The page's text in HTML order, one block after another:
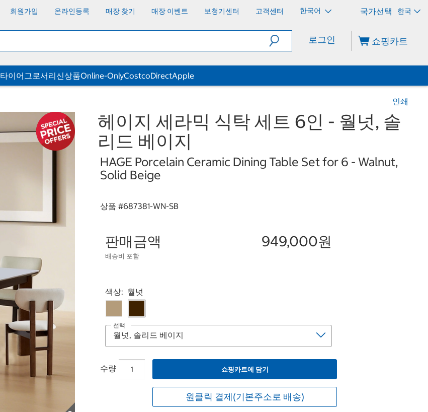
회원가입 온라인등록 매장 찾기 매장 이벤트 보청기센터 고객센터 한국어 한국
로그인 쇼핑카트
타이어그로서리신상품Online-OnlyCostcoDirectApple
인쇄
헤이지 세라믹 식탁 세트 6인 - 월넛, 솔
리드 베이지
HAGE Porcelain Ceramic Dining Table Set for 6 - Walnut,
Solid Beige
상품 #687381-WN-SB
판매금액 949,000원
배송비 포함
Select product
색상: 월넛
선택
수량 쇼핑카트에 담기
원클릭 결제(기본주소로 배송)